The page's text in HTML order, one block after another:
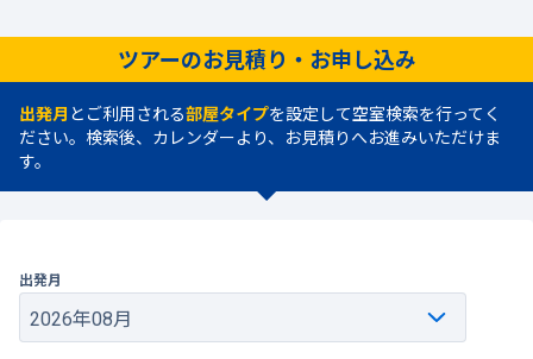
ツアーのお見積り・お申し込み
出発月 とご利用される部屋タイプを設定して空室検索を行ってく
ださい。検索後、カレンダーより、お見積りへお進みいただけま
す。
出発月